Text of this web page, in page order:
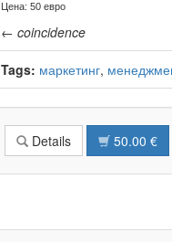
Цена: 50 евро
← coincidence
Tags: маркетинг,
Details 50.00 €